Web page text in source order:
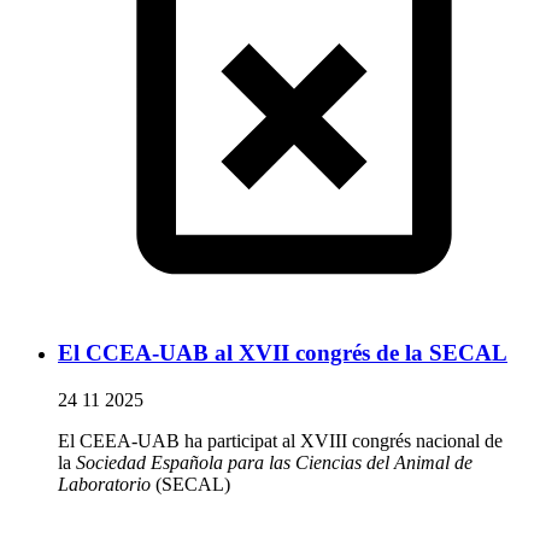
El CCEA-UAB al XVII congrés de la SECAL
24 11 2025
El CEEA-UAB ha participat al XVIII congrés nacional de
la Sociedad Española para las Ciencias del Animal de
Laboratorio (SECAL)